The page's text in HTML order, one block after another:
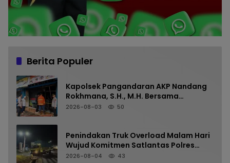
Berita Populer
Kapolsek Pangandaran AKP Nandang
Rokhmana, S.H., M.H. Bersama
Anggota Cek TKP Kebakaran Ruko
2026-08-03 50
Penindakan Truk Overload Malam Hari
Wujud Komitmen Satlantas Polres
Pangandaran Menjaga Keselamatan
2026-08-04 43